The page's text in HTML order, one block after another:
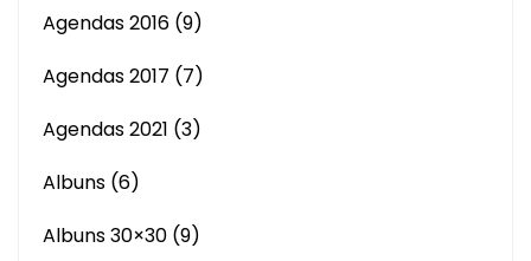
Agendas 2016 (9)
Agendas 2017 (7)
Agendas 2021 (3)
Albuns (6)
Albuns 30×30 (9)